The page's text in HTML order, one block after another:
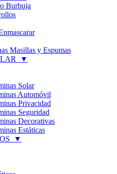
Burbuja
Masillas y Espumas
▼
Solar
Automóvil
Privacidad
Seguridad
Decorativas
Estáticas
▼